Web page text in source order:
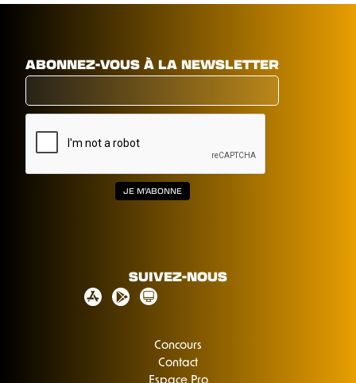
ABONNEZ-VOUS À LA NEWSLETTER
SUIVEZ-NOUS
Concours
Contact